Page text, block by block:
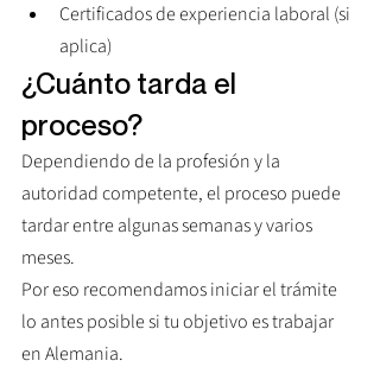
Certificados de experiencia laboral (si
aplica)
¿Cuánto tarda el
proceso?
Dependiendo de la profesión y la
autoridad competente, el proceso puede
tardar entre algunas semanas y varios
meses.
Por eso recomendamos iniciar el trámite
lo antes posible si tu objetivo es trabajar
en Alemania.